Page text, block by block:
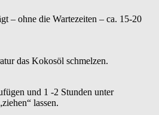
– ohne die Wartezeiten – ca. 15-20
das Kokosöl schmelzen.
und 1 -2 Stunden unter
lassen.